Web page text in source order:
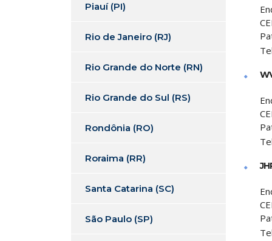
Piauí (PI)
Rio de Janeiro (RJ)
Rio Grande do Norte (RN)
Rio Grande do Sul (RS)
Rondônia (RO)
Roraima (RR)
Santa Catarina (SC)
São Paulo (SP)